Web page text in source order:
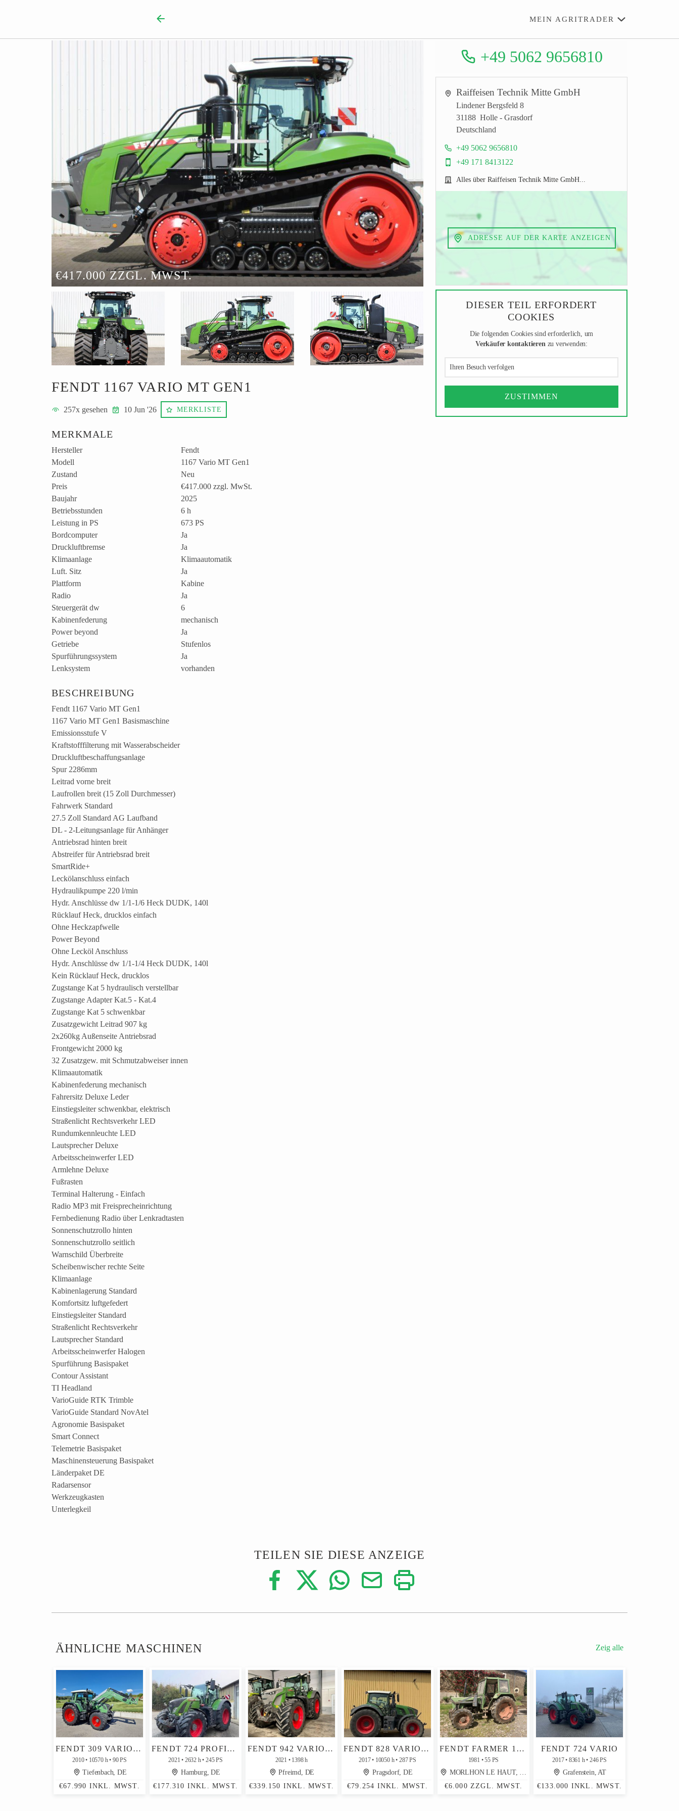
MEIN AGRITRADER
€417.000 ZZGL. MWST.
FENDT 1167 VARIO MT GEN1
257x gesehen 10 Jun '26 MERKLISTE
MERKMALE
Hersteller
Fendt
Modell
1167 Vario MT Gen1
Zustand
Neu
Preis
€417.000 zzgl. MwSt.
Baujahr
2025
Betriebsstunden
6 h
Leistung in PS
673 PS
Bordcomputer
Ja
Druckluftbremse
Ja
Klimaanlage
Klimaautomatik
Luft. Sitz
Ja
Plattform
Kabine
Radio
Ja
Steuergerät dw
6
Kabinenfederung
mechanisch
Power beyond
Ja
Getriebe
Stufenlos
Spurführungssystem
Ja
Lenksystem
vorhanden
BESCHREIBUNG
Fendt 1167 Vario MT Gen1
1167 Vario MT Gen1 Basismaschine
Emissionsstufe V
Kraftstofffilterung mit Wasserabscheider
Druckluftbeschaffungsanlage
Spur 2286mm
Leitrad vorne breit
Laufrollen breit (15 Zoll Durchmesser)
Fahrwerk Standard
27.5 Zoll Standard AG Laufband
DL - 2-Leitungsanlage für Anhänger
Antriebsrad hinten breit
Abstreifer für Antriebsrad breit
SmartRide+
Leckölanschluss einfach
Hydraulikpumpe 220 l/min
Hydr. Anschlüsse dw 1/1-1/6 Heck DUDK, 140l
Rücklauf Heck, drucklos einfach
Ohne Heckzapfwelle
Power Beyond
Ohne Lecköl Anschluss
Hydr. Anschlüsse dw 1/1-1/4 Heck DUDK, 140l
Kein Rücklauf Heck, drucklos
Zugstange Kat 5 hydraulisch verstellbar
Zugstange Adapter Kat.5 - Kat.4
Zugstange Kat 5 schwenkbar
Zusatzgewicht Leitrad 907 kg
2x260kg Außenseite Antriebsrad
Frontgewicht 2000 kg
32 Zusatzgew. mit Schmutzabweiser innen
Klimaautomatik
Kabinenfederung mechanisch
Fahrersitz Deluxe Leder
Einstiegsleiter schwenkbar, elektrisch
Straßenlicht Rechtsverkehr LED
Rundumkennleuchte LED
Lautsprecher Deluxe
Arbeitsscheinwerfer LED
Armlehne Deluxe
Fußrasten
Terminal Halterung - Einfach
Radio MP3 mit Freisprecheinrichtung
Fernbedienung Radio über Lenkradtasten
Sonnenschutzrollo hinten
Sonnenschutzrollo seitlich
Warnschild Überbreite
Scheibenwischer rechte Seite
Klimaanlage
Kabinenlagerung Standard
Komfortsitz luftgefedert
Einstiegsleiter Standard
Straßenlicht Rechtsverkehr
Lautsprecher Standard
Arbeitsscheinwerfer Halogen
Spurführung Basispaket
Contour Assistant
TI Headland
VarioGuide RTK Trimble
VarioGuide Standard NovAtel
Agronomie Basispaket
Smart Connect
Telemetrie Basispaket
Maschinensteuerung Basispaket
Länderpaket DE
Radarsensor
Werkzeugkasten
Unterlegkeil
+49 5062 9656810
Raiffeisen Technik Mitte GmbH
Lindener Bergsfeld 8
31188 Holle - Grasdorf
Deutschland
+49 5062 9656810
+49 171 8413122
Alles über Raiffeisen Technik Mitte GmbH...
ADRESSE AUF DER KARTE ANZEIGEN
DIESER TEIL ERFORDERT
COOKIES
Die folgenden Cookies sind erforderlich, um
Verkäufer kontaktierenzu verwenden:
Ihren Besuch verfolgen
ZUSTIMMEN
TEILEN SIE DIESE ANZEIGE
ÄHNLICHE MASCHINEN Zeig alle
FENDT 309 VARIO TMS WAAGE IM FRONTLADER 312 311 310
2010 10570 h 90 PS
Tiefenbach, DE
€67.990 INKL. MWST.
FENDT 724 PROFI+ GEN6
2021 2632 h 245 PS
Hamburg, DE
€177.310 INKL. MWST.
FENDT 942 VARIO PROFI+ RÜFA
2021 1398 h
Pfreimd, DE
€339.150 INKL. MWST.
FENDT 828 VARIO S4 PROFI PLUS / MOTORPROBLEME
2017 10050 h 287 PS
Pragsdorf, DE
€79.254 INKL. MWST.
FENDT FARMER 103 LS TURBOMATIK
1981 55 PS
MORLHON LE HAUT, FR
€6.000 ZZGL. MWST.
FENDT 724 VARIO
2017 8361 h 246 PS
Grafenstein, AT
€133.000 INKL. MWST.